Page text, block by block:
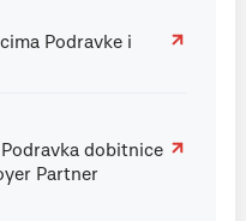
Podravke i
dobitnice
Partner